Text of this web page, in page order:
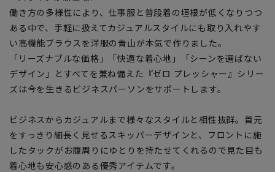
働き方の多様性により、仕事服と普段着の垣根が低くなりつつ
ある中で、手軽に扱えてカジュアルスタイルにも取り入れやす
い高機能ブラウスを洋服の青山が本気で作りました。
「リーズナブルな価格」「快適な着心地」「シーンを選ばない
デザイン」とすべてを兼ね備えた『ゼロ プレッシャー』シリー
ズは今を生きるビジネスパーソンをサポートします。
ビジネスからカジュアルまで様々なスタイルと相性抜群。首元
をすっきり細長く見せるスキッパーデザインと、フロントに施
したタックがお腹周りにゆとりを持たせてくれるので見た目も
着心地も安心感のある優秀アイテムです。